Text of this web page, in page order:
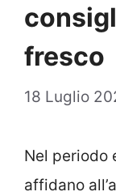
fresco
18 Luglio
Nel periodo
affidano